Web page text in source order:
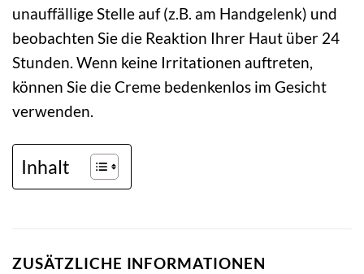
unauffällige Stelle auf (z.B. am Handgelenk) und
beobachten Sie die Reaktion Ihrer Haut über 24
Stunden. Wenn keine Irritationen auftreten,
können Sie die Creme bedenkenlos im Gesicht
verwenden.
Inhalt
ZUSÄTZLICHE INFORMATIONEN